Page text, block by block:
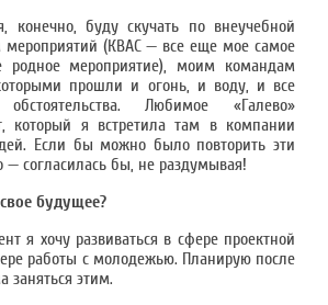
конечно, буду скучать по внеучебной
мероприятий (КВАС — все еще мое самое
мероприятие), моим командам
прошли и огонь, и воду, и все
обстоятельства. Любимое «Галево»
который я встретила там в компании
Если бы можно было повторить эти
— согласилась бы, не раздумывая!
будущее?
я хочу развиваться в сфере проектной
работы с молодежью. Планирую после
заняться этим.